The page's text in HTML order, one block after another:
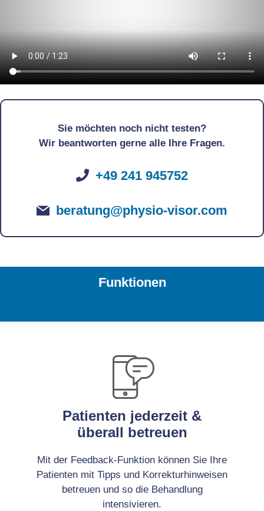
Sie möchten noch nicht testen?
Wir beantworten gerne alle Ihre Fragen.
+49 241 945752
beratung@physio-visor.com
Funktionen
Patienten jederzeit &
überall betreuen
Mit der Feedback-Funktion können Sie Ihre
Patienten mit Tipps und Korrekturhinweisen
betreuen und so die Behandlung
intensivieren.